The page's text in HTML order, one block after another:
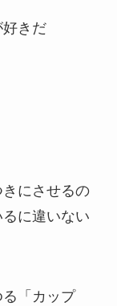
きだ
にさせるの
に違いない
「カップ